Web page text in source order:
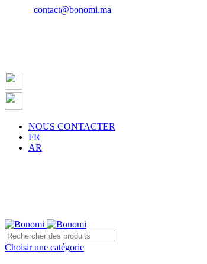
contact@bonomi.ma
NOUS CONTACTER
FR
AR
Choisir une catégorie